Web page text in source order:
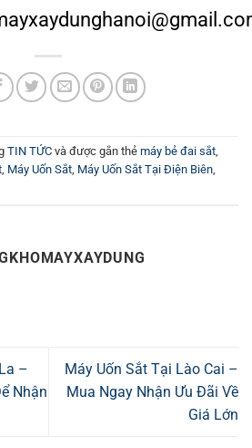
TIN TỨC và được gắn thẻ máy bẻ đai sắt,
, Máy Uốn Sắt, Máy Uốn Sắt Tại Điện Biên,
–
Nhận
Máy Uốn Sắt Tại Lào Cai –
Mua Ngay Nhận Ưu Đãi Về
Giá Lớn